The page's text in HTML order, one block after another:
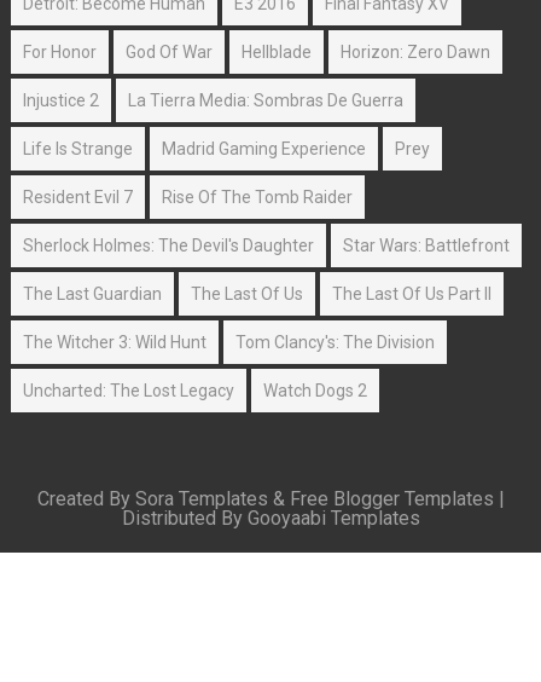
For Honor God Of War Hellblade Horizon: Zero Dawn
Injustice 2 La Tierra Media: Sombras De Guerra
Life Is Strange Madrid Gaming Experience Prey
Resident Evil 7 Rise Of The Tomb Raider
Sherlock Holmes: The Devil's Daughter Star Wars: Battlefront
The Last Guardian The Last Of Us The Last Of Us Part II
The Witcher 3: Wild Hunt Tom Clancy's: The Division
Uncharted: The Lost Legacy Watch Dogs 2
Created By Sora Templates & Free Blogger Templates |
Distributed By Gooyaabi Templates